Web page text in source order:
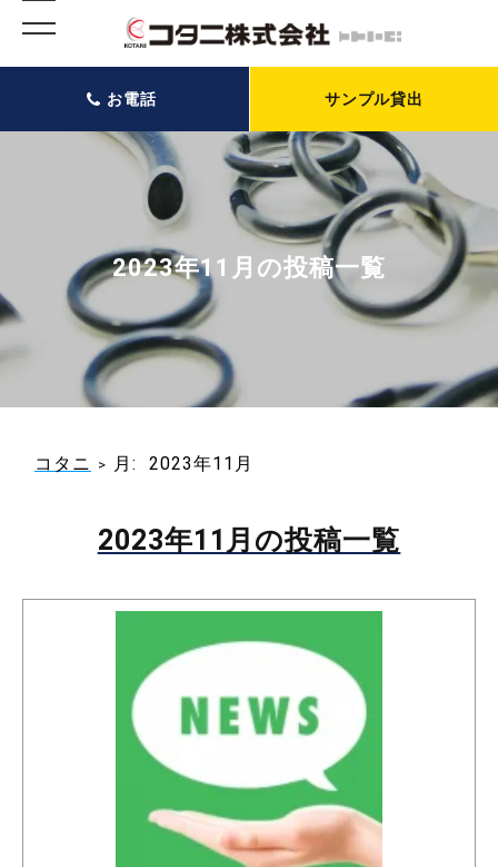
お電話 サンプル貸出
2023年11月の投稿一覧
コタニ 月: 2023年11月
2023年11月の投稿一覧